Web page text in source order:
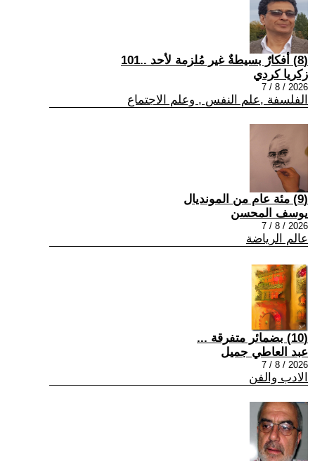
(8) أفكارٌ بسيطةٌ غير مُلزمة لأحد ..101
زكريا كردي
2026 / 8 / 7
الفلسفة ,علم النفس , وعلم الاجتماع
(9) مئة عام من المونديال
يوسف المحسن
2026 / 8 / 7
عالم الرياضة
(10) بضمائر متفرقة ...
عبد العاطي جميل
2026 / 8 / 7
الادب والفن